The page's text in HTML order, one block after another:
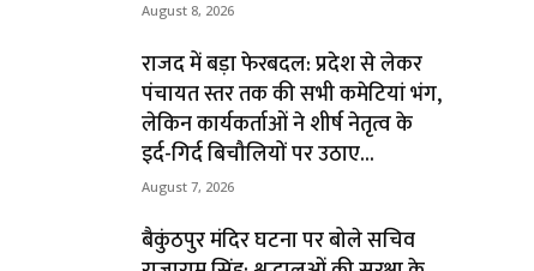
August 8, 2026
राजद में बड़ा फेरबदल: प्रदेश से लेकर
पंचायत स्तर तक की सभी कमेटियां भंग,
लेकिन कार्यकर्ताओं ने शीर्ष नेतृत्व के
इर्द-गिर्द बिचौलियों पर उठाए...
August 7, 2026
बैकुंठपुर मंदिर घटना पर बोले सचिव